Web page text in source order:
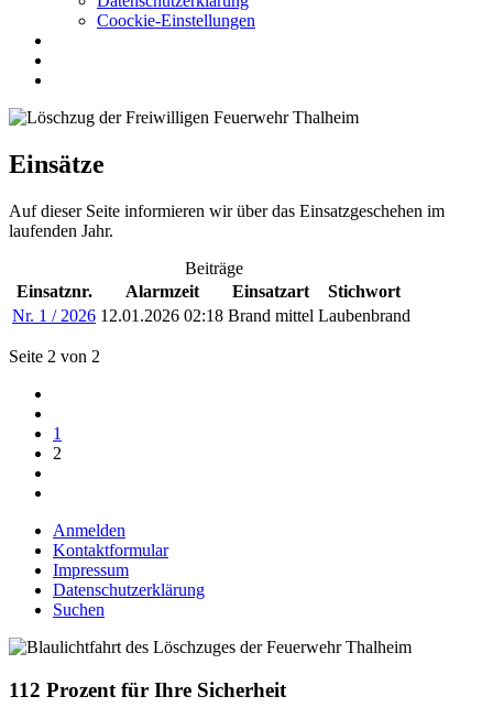
Coockie-Einstellungen
Einsätze
Auf dieser Seite informieren wir über das Einsatzgeschehen im
laufenden Jahr.
Beiträge
Einsatznr.
Alarmzeit Einsatzart
Stichwort
Nr. 1 / 2026 12.01.2026 02:18 Brand mittel Laubenbrand
Seite 2 von 2
1
2
Anmelden
Kontaktformular
Impressum
Datenschutzerklärung
Suchen
112 Prozent für Ihre Sicherheit